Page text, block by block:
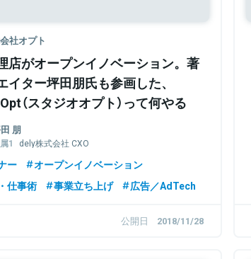
社オプト
店がオープンイノベーション。著
イター坪田朋氏も参画した、
（スタジオオプト）って何やる
朋
dely株式会社 CXO
株式会社Basecamp CEO
Studio Opt デザインフェロー
Onedot株式会社 CCO
ー
オープンイノベーション
仕事術
事業立ち上げ 広告／AdTech
公開日 2018/11/28